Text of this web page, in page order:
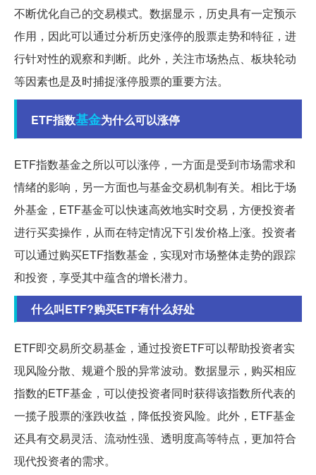
不断优化自己的交易模式。数据显示，历史具有一定预示
作用，因此可以通过分析历史涨停的股票走势和特征，进
行针对性的观察和判断。此外，关注市场热点、板块轮动
等因素也是及时捕捉涨停股票的重要方法。
ETF指数基金为什么可以涨停
ETF指数基金之所以可以涨停，一方面是受到市场需求和
情绪的影响，另一方面也与基金交易机制有关。相比于场
外基金，ETF基金可以快速高效地实时交易，方便投资者
进行买卖操作，从而在特定情况下引发价格上涨。投资者
可以通过购买ETF指数基金，实现对市场整体走势的跟踪
和投资，享受其中蕴含的增长潜力。
什么叫ETF?购买ETF有什么好处
ETF即交易所交易基金，通过投资ETF可以帮助投资者实
现风险分散、规避个股的异常波动。数据显示，购买相应
指数的ETF基金，可以使投资者同时获得该指数所代表的
一揽子股票的涨跌收益，降低投资风险。此外，ETF基金
还具有交易灵活、流动性强、透明度高等特点，更加符合
现代投资者的需求。